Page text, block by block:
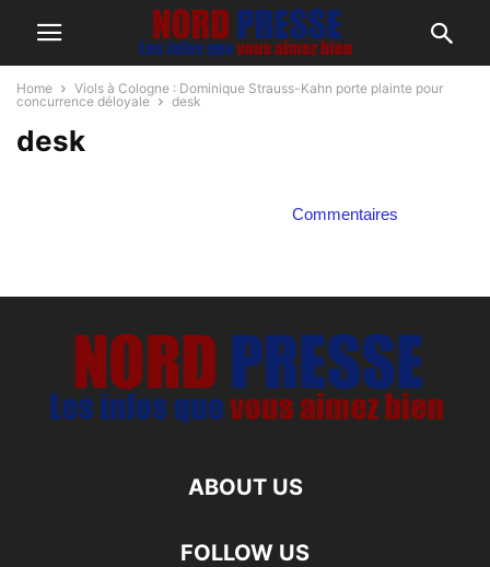
Home
Viols à Cologne : Dominique Strauss-Kahn porte plainte pour
concurrence déloyale
desk
desk
Commentaires
ABOUT US
FOLLOW US